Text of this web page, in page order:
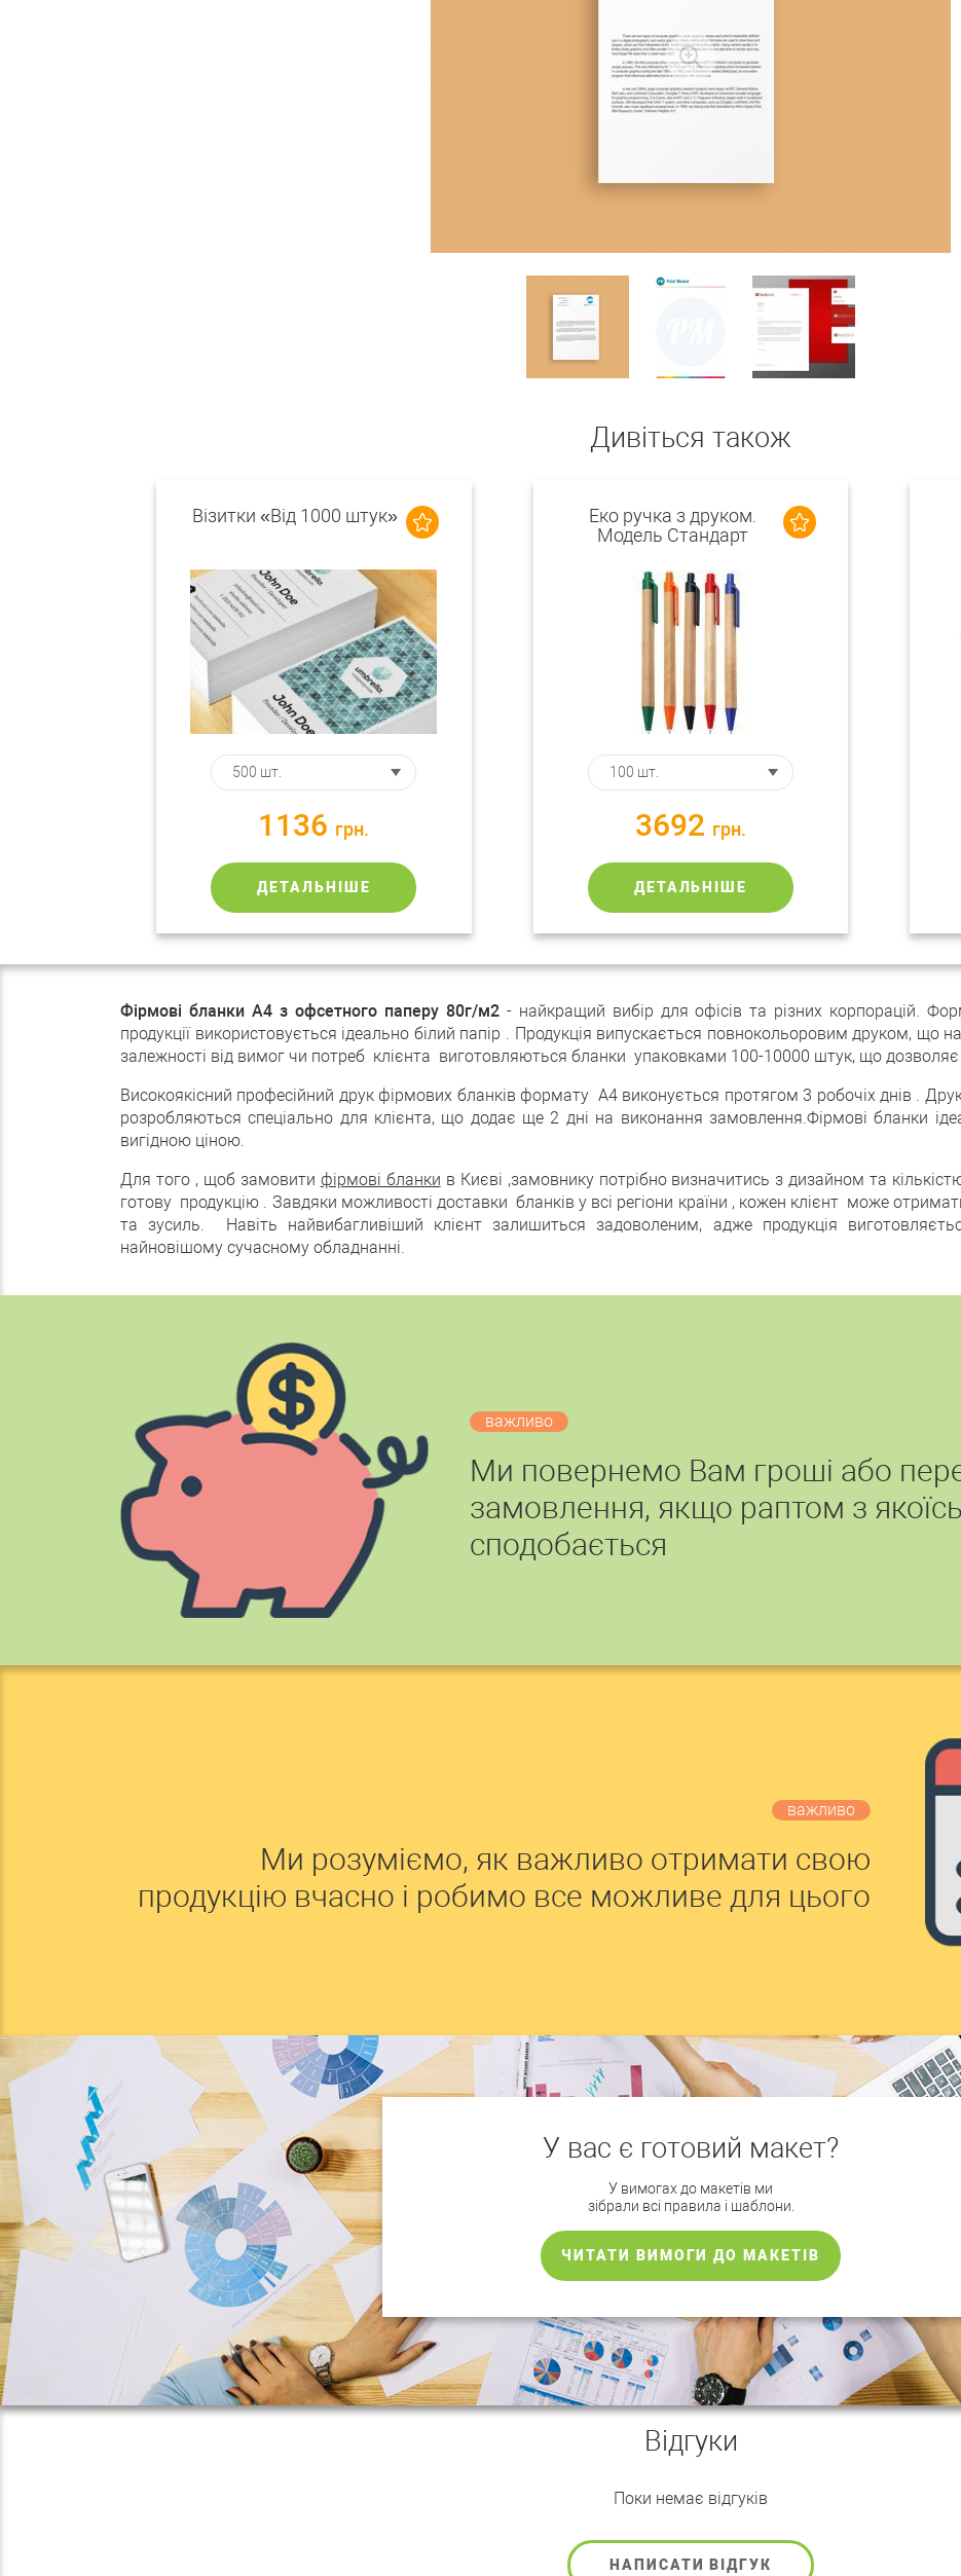
Дивіться також
Візитки «Від 1000 штук»
1136 грн.
ДЕТАЛЬНІШЕ
Еко ручка з друком.
Модель Стандарт
3692 грн.
ДЕТАЛЬНІШЕ
Фірмові бланки А4 з офсетного паперу 80г/м2- найкращий вибір для офісів та різних корпорацій.
продукції використовується ідеально білий папір . Продукція випускається повнокольоровим друком, що
залежності від вимог чи потреб клієнта виготовляються бланки упаковками 100-10000 штук, що дозволяє
Високоякісний професійний друк фірмових бланків формату А4 виконується протягом 3 робочіх днів .
розробляються спеціально для клієнта, що додає ще 2 дні на виконання замовлення.Фірмові бланки
вигідною ціною.
Для того , щоб замовити фірмові бланки в Києві ,замовнику потрібно визначитись з дизайном та
готову продукцію . Завдяки можливості доставки бланків у всі регіони країни , кожен клієнт може
та зусиль. Навіть найвибагливіший клієнт залишиться задоволеним, адже продукція
найновішому сучасному обладнанні.
важливо
Ми повернемо Вам гроші або
замовлення, якщо раптом з
сподобається
важливо
Ми розуміємо, як важливо отримати свою
продукцію вчасно і робимо все можливе для цього
У вас є готовий макет?
У вимогах до макетів ми
зібрали всі правила і шаблони.
ЧИТАТИ ВИМОГИ ДО МАКЕТІВ
Відгуки
Поки немає відгуків
НАПИСАТИ ВІДГУК